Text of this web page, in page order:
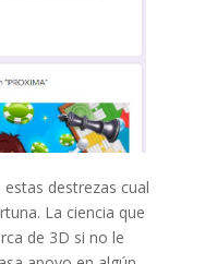
destrezas cual
La ciencia que
de 3D si no le